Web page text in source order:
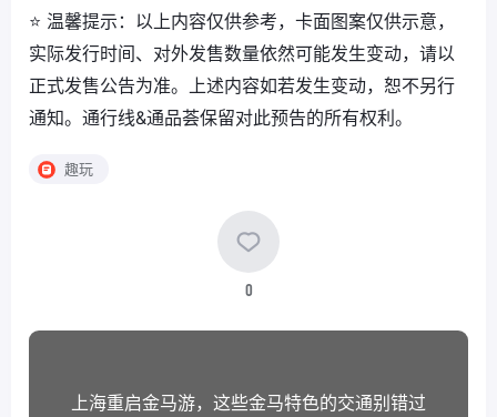
⭐ 温馨提示：以上内容仅供参考，卡面图案仅供示意，
实际发行时间、对外发售数量依然可能发生变动，请以
正式发售公告为准。上述内容如若发生变动，恕不另行
通知。通行线&通品荟保留对此预告的所有权利。
趣玩
0
上海重启金马游，这些金马特色的交通别错过